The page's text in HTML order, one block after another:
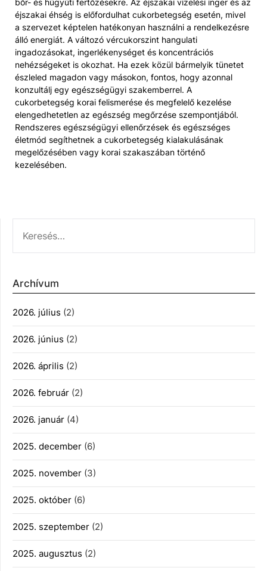
bőr- és húgyúti fertőzésekre. Az éjszakai vizelési inger és az
éjszakai éhség is előfordulhat cukorbetegség esetén, mivel
a szervezet képtelen hatékonyan használni a rendelkezésre
álló energiát. A változó vércukorszint hangulati
ingadozásokat, ingerlékenységet és koncentrációs
nehézségeket is okozhat. Ha ezek közül bármelyik tünetet
észleled magadon vagy másokon, fontos, hogy azonnal
konzultálj egy egészségügyi szakemberrel. A
cukorbetegség korai felismerése és megfelelő kezelése
elengedhetetlen az egészség megőrzése szempontjából.
Rendszeres egészségügyi ellenőrzések és egészséges
életmód segíthetnek a cukorbetegség kialakulásának
megelőzésében vagy korai szakaszában történő
kezelésében.
Archívum
2026. július (2)
2026. június (2)
2026. április (2)
2026. február (2)
2026. január (4)
2025. december (6)
2025. november (3)
2025. október (6)
2025. szeptember (2)
2025. augusztus (2)